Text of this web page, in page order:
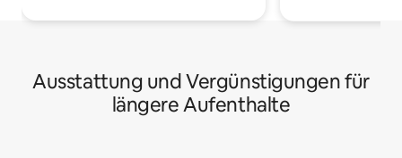
Ausstattung und Vergünstigungen für
längere Aufenthalte